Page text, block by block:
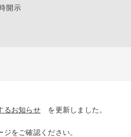
開示
るお知らせ を更新しました。
ジをご確認ください。